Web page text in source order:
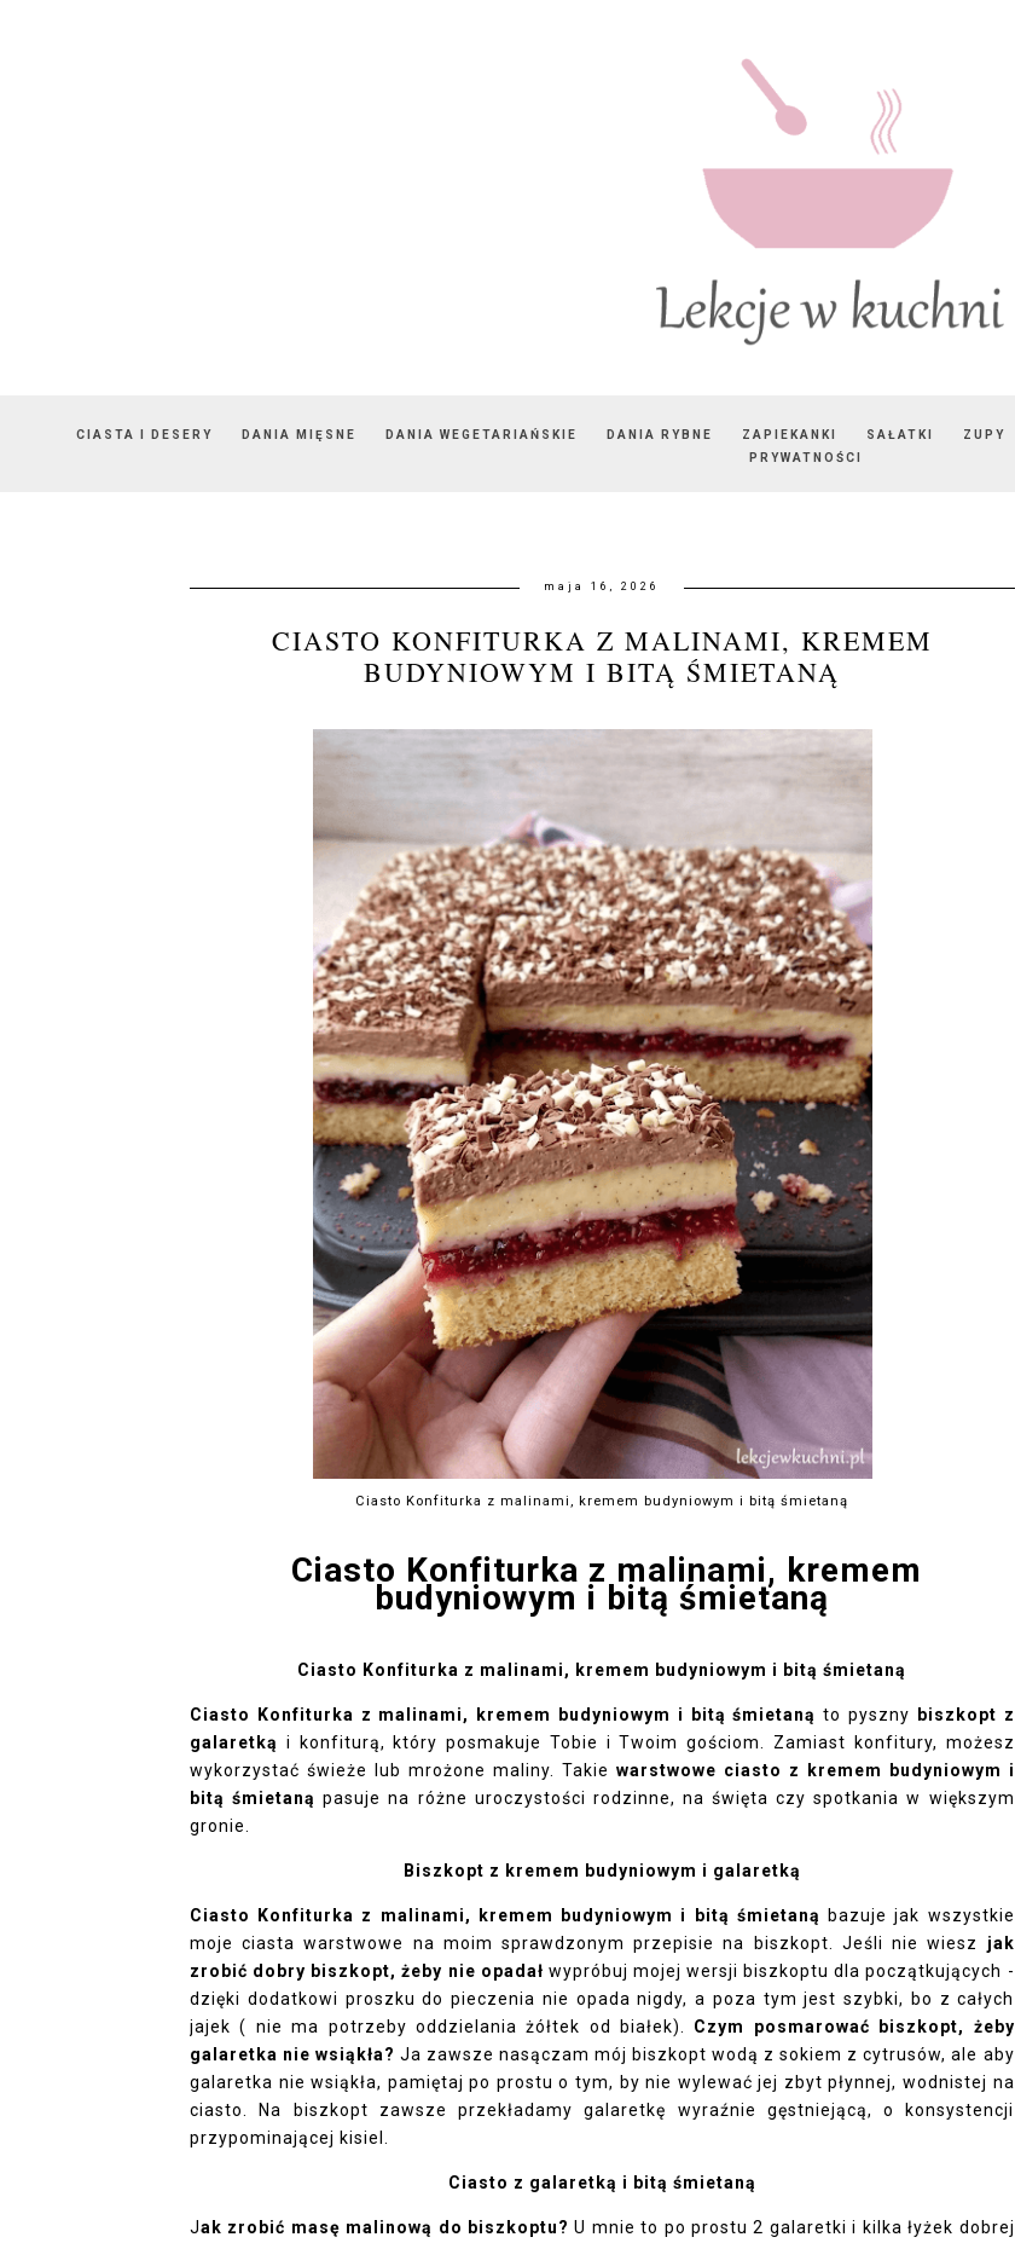
CIASTA I DESERY DANIA MIĘSNE DANIA WEGETARIAŃSKIE DANIA RYBNE ZAPIEKANKI SAŁATKI ZUPY
PRYWATNOŚCI
maja 16, 2026
CIASTO KONFITURKA Z MALINAMI, KREMEM
BUDYNIOWYM I BITĄ ŚMIETANĄ
Ciasto Konfiturka z malinami, kremem budyniowym i bitą śmietaną
Ciasto Konfiturka z malinami, kremem
budyniowym i bitą śmietaną
Ciasto Konfiturka z malinami, kremem budyniowym i bitą śmietaną
Ciasto Konfiturka z malinami, kremem budyniowym i bitą śmietaną to pyszny
biszkopt z
galaretką i konfiturą, który posmakuje Tobie i Twoim gościom. Zamiast konfitury, możesz
wykorzystać świeże lub mrożone maliny. Takie warstwowe ciasto z kremem budyniowym i
bitą śmietanąpasuje na różne uroczystości rodzinne, na święta czy spotkania w większym
gronie.
Biszkopt z kremem budyniowym i galaretką
Ciasto Konfiturka z malinami, kremem budyniowym i bitą śmietaną
bazuje jak wszystkie
moje ciasta warstwowe na moim sprawdzonym przepisie na biszkopt. Jeśli nie wiesz jak
zrobić dobry biszkopt, żeby nie opadał wypróbuj mojej wersji biszkoptu dla początkujących -
dzięki dodatkowi proszku do pieczenia nie opada nigdy, a poza tym jest szybki, bo z całych
jajek ( nie ma potrzeby oddzielania żółtek od białek). Czym posmarować biszkopt, żeby
galaretka nie wsiąkła?Ja zawsze nasączam mój biszkopt wodą z sokiem z cytrusów, ale aby
galaretka nie wsiąkła, pamiętaj po prostu o tym, by nie wylewać jej zbyt płynnej, wodnistej na
ciasto. Na biszkopt zawsze przekładamy galaretkę wyraźnie gęstniejącą, o konsystencji
przypominającej kisiel.
Ciasto z galaretką i bitą śmietaną
Jak zrobić masę malinową do biszkoptu? U mnie to po prostu 2 galaretki i kilka łyżek dobrej